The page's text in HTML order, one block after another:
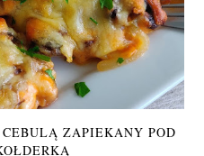
ZAPIEKANY POD